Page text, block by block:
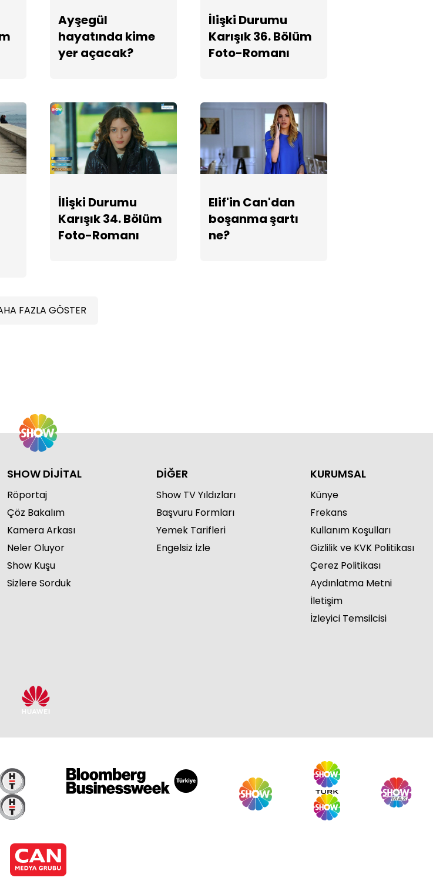
Elif'in Can'dan
boşanma şartı
Ayşegül
hayatında kime
yer açacak?
İlişki Durumu
Karışık 36. Bölüm
Foto-Romanı
İlişki Durumu
Karışık 34. Bölüm
Foto-Romanı
Elif'in Can'dan
boşanma şartı
ne?
FAZLA GÖSTER
SHOW DİJİTAL
Röportaj
Çöz Bakalım
Kamera Arkası
Neler Oluyor
Show Kuşu
Sizlere Sorduk
DİĞER
Show TV Yıldızları
Başvuru Formları
Yemek Tarifleri
Engelsiz İzle
KURUMSAL
Künye
Frekans
Kullanım Koşulları
Gizlilik ve KVK Politikası
Çerez Politikası
Aydınlatma Metni
İletişim
İzleyici Temsilcisi